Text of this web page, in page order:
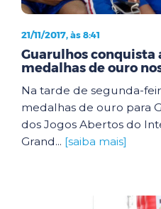
21/11/2017, às 8:41
Guarulhos conquista
medalhas de ouro
Na tarde de segunda-
medalhas de ouro para
dos Jogos Abertos do
Grand... [saiba mais]